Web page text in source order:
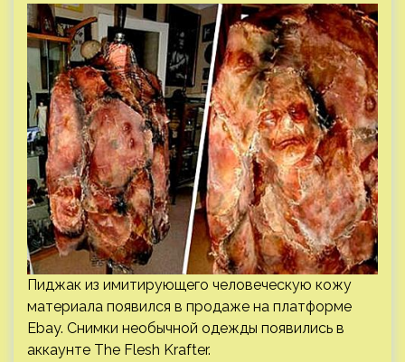
Пиджак из имитирующего человеческую кожу
материала появился в продаже на платформе
Ebay. Снимки необычной одежды появились в
аккаунте The Flesh Krafter.